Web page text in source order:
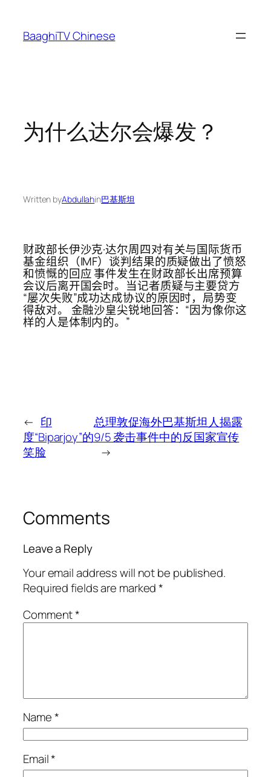
content
BaaghiTV Chinese
为什么达尔会爆发？
Written byAbdullahin巴基斯坦
财政部长伊沙克·达尔周四对有关与国际货币
基金组织（IMF）谈判结果的质疑做出了愤怒
和愤慨的回应 事件发生在财政部长出席预算
会议后离开国会时。当记者质疑与主要贷方
“屡次失败”成功达成协议的原因时，局势变
得敌对。 金融沙皇尖锐地回答：“因为像你这
样的人是体制内的。”
← 印
度“Biparjoy”的
笑脸
总理敦促海外巴基斯坦人揭露
9/5 袭击事件中的反国家宣传
→
Comments
Leave a Reply
Your email address will not be published.
Required fields are marked*
Comment*
Name*
Email*